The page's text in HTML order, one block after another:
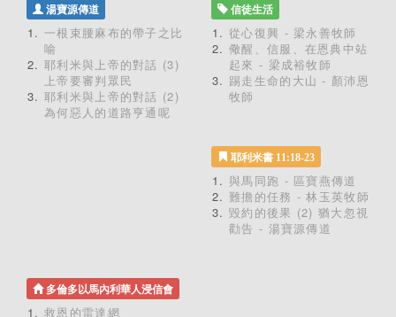
湯寶源傳道
一根束腰麻布的帶子之比
喻
耶利米與上帝的對話 (3)
上帝要審判眾民
耶利米與上帝的對話 (2)
為何惡人的道路亨通呢
信徒生活
從心復興 - 梁永善牧師
儆醒、信服、在恩典中站
起來 - 梁成裕牧師
踢走生命的大山 - 顏沛恩
牧師
耶利米書 11:18-23
與馬同跑 - 區寶燕傳道
難擔的任務 - 林玉英牧師
毀約的後果 (2) 猶大忽視
勸告 - 湯寶源傳道
多倫多以馬內利華人浸信會
救恩的雷達網